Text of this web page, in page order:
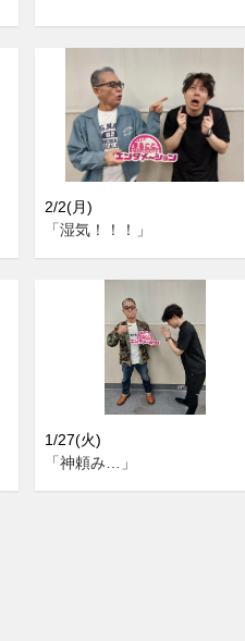
2/2(月)
「湿気！！！」
1/27(火)
「神頼み…」